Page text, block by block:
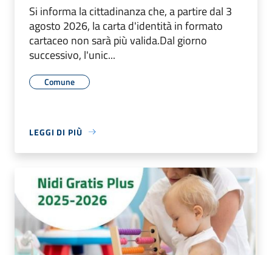
Si informa la cittadinanza che, a partire dal 3
agosto 2026, la carta d'identità in formato
cartaceo non sarà più valida.Dal giorno
successivo, l'unic...
Comune
LEGGI DI PIÙ